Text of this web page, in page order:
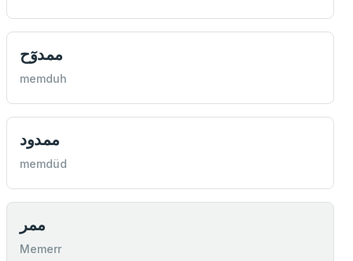
ممدوٓح
memduh
ممدود
memdüd
ممر
Memerr